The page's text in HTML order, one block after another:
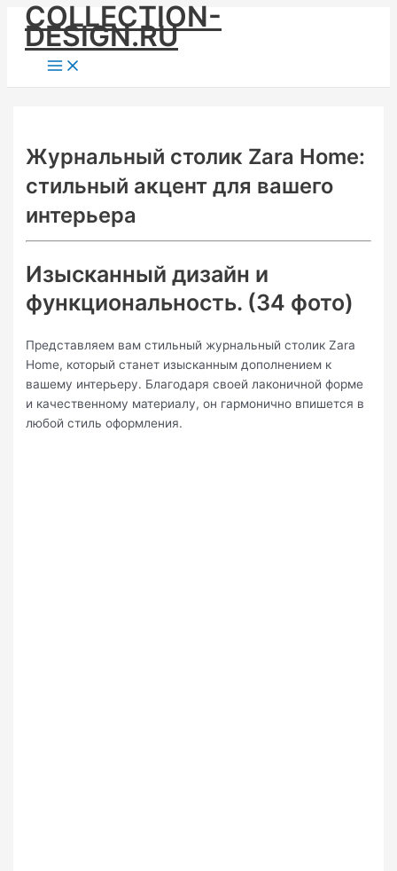
Skip
content
COLLECTION-
DESIGN.RU
Main
Menu
Журнальный столик Zara Home:
стильный акцент для вашего
интерьера
Изысканный дизайн и
функциональность. (34 фото)
Представляем вам стильный журнальный столик Zara
Home, который станет изысканным дополнением к
вашему интерьеру. Благодаря своей лаконичной форме
и качественному материалу, он гармонично впишется в
любой стиль оформления.